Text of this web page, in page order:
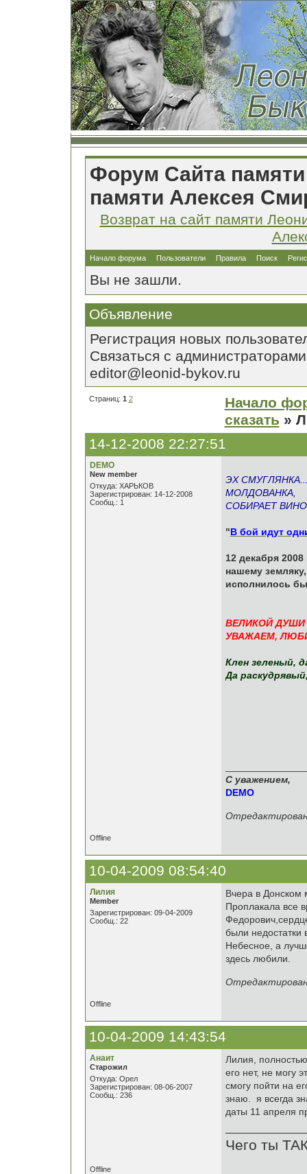
Форум Сайта
памяти Алексея
Возврат на сайт памяти
Начало форума Пользователи Правила Поиск
Вы не зашли.
Объявление
Регистрация новых
Связаться с
editor@leonid-bykov.ru
Страниц: 1 2
Начало
сказать »
14-12-2008 22:27:51
DEMO
New member
Откуда: ХАРЬКОВ
Зарегистрирован: 14-12-2008
Сообщ.: 1
ЭХ
МОЛДОВАНКА,
СОБИРАЕТ
"В бой идут
12 декабря 2008
нашему
исполнилось
ВЕЛИКОЙ
УВАЖАЕМ,
Клен зеленый,
Да
С уважением,
DEMO
Offline
10-04-2009 08:54:40
Лилия
Member
Зарегистрирован: 09-04-2009
Сообщ.: 22
Вчера в Донском
Проплакала все
были
Небесное, а
здесь любили.
Offline
10-04-2009 14:43:54
Анаит
Старожил
Откуда: Орел
Зарегистрирован: 08-06-2007
Сообщ.: 236
Лилия,
его нет, не могу
смогу пойти на
знаю. я всегда
даты 11 апреля
Чего ты
Offline